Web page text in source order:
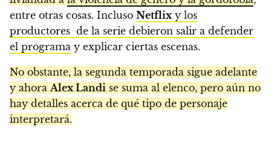
entre otras cosas. Incluso Netflix y los
productores de la serie debieron salir a defender
el programa y explicar ciertas escenas.
No obstante, la segunda temporada sigue adelante
y ahora Alex Landi se suma al elenco, pero aún no
hay detalles acerca de qué tipo de personaje
interpretará.